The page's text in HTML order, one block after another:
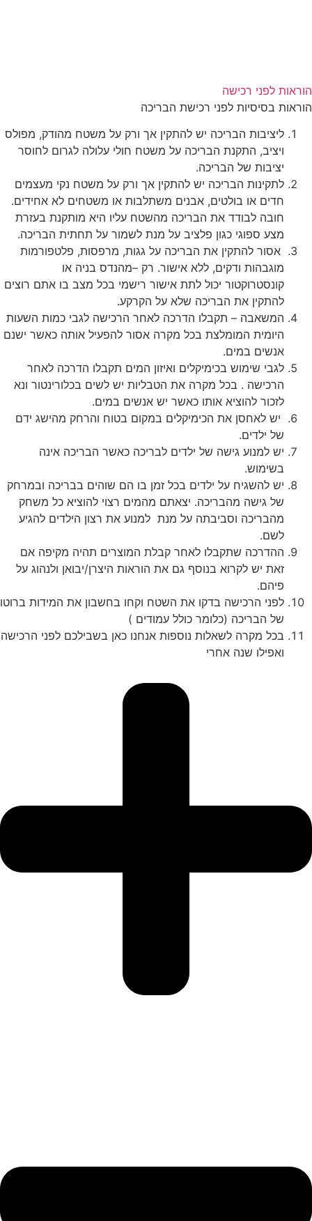
הוראות לפני רכישה
הוראות בסיסיות לפני רכישת הבריכה
ליציבות הבריכה יש להתקין אך ורק על משטח מהודק, מפולס
ויציב, התקנת הבריכה על משטח חולי עלולה לגרום לחוסר
יציבות של הבריכה.
לתקינות הבריכה יש להתקין אך ורק על משטח נקי מעצמים
חדים או בולטים, אבנים משתלבות או משטחים לא אחידים.
חובה לבודד את הבריכה מהשטח עליו היא מותקנת בעזרת
מצע ספוגי כגון פלציב על מנת לשמור על תחתית הבריכה.
אסור להתקין את הבריכה על גגות, מרפסות, פלטפורמות
מוגבהות ודקים, ללא אישור. רק –מהנדס בניה או
קונסטרוקטור יכול לתת אישור רישמי בכל מצב בו אתם רוצים
להתקין את הבריכה שלא על הקרקע.
המשאבה – תקבלו הדרכה לאחר הרכישה לגבי כמות השעות
היומית המומלצת בכל מקרה אסור להפעיל אותה כאשר ישנם
אנשים במים.
לגבי שימוש בכימיקלים ואיזון המים תקבלו הדרכה לאחר
הרכישה . בכל מקרה את הטבליות יש לשים בכלורינטור ונא
לזכור להוציא אותו כאשר יש אנשים במים.
יש לאחסן את הכימיקלים במקום בטוח והרחק מהישג ידם
של ילדים.
יש למנוע גישה של ילדים לבריכה כאשר הבריכה אינה
בשימוש.
יש להשגיח על ילדים בכל זמן בו הם שוהים בבריכה ובמרחק
של גישה מהבריכה. יצאתם מהמים רצוי להוציא כל משחק
מהבריכה וסביבתה על מנת למנוע את רצון הילדים להגיע
לשם.
ההדרכה שתקבלו לאחר קבלת המוצרים תהיה מקיפה אם
זאת יש לקרוא בנוסף גם את הוראות היצרן/יבואן ולנהוג על
פיהם.
לפני הרכישה בדקו את השטח וקחו בחשבון את המידות ברוטו
של הבריכה (כלומר כולל עמודים )
בכל מקרה לשאלות נוספות אנחנו כאן בשבילכם לפני הרכישה
ואפילו שנה אחרי